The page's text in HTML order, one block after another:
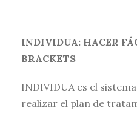
INDIVIDUA: HACER
BRACKETS
INDIVIDUA es el
realizar el plan de